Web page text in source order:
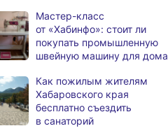
в Хабаровском крае
Магнитные бури,
радиационный фон и пробки
Какой сегодня день: День
маяка
Мастер-класс
от «Хабинфо»: стоит ли
покупать промышленную
швейную машину для дома
Как пожилым жителям
Хабаровского края
бесплатно съездить
в санаторий